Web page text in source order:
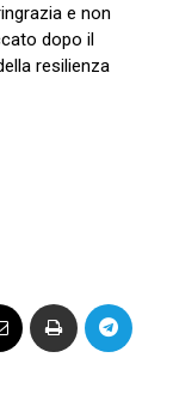
e non
dopo il
resilienza